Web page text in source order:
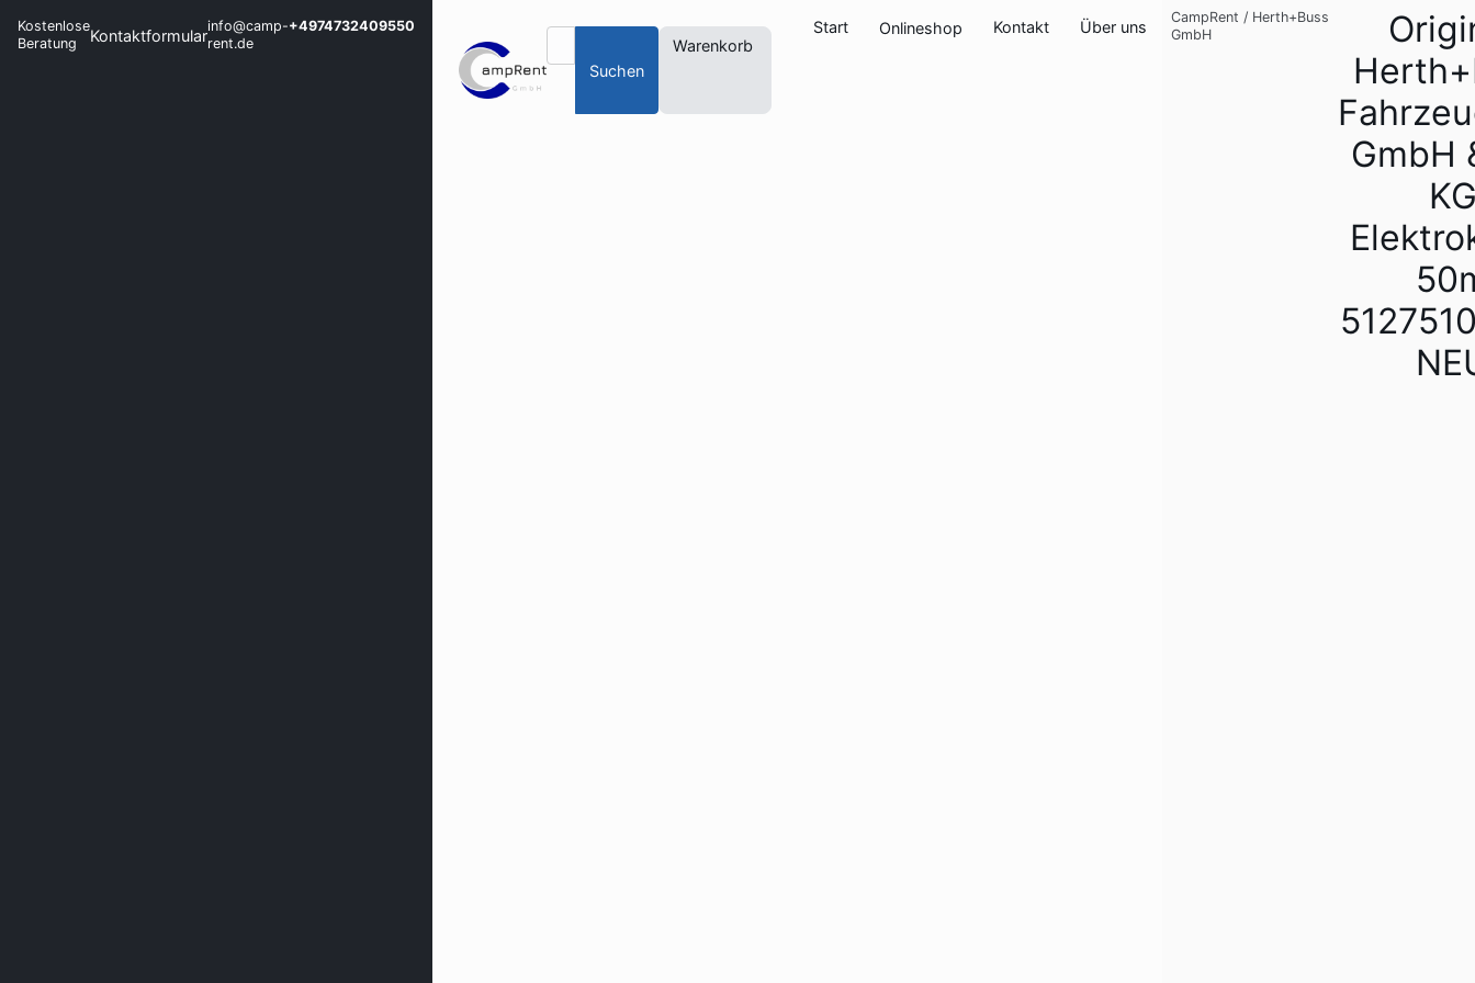
Kostenlose
Beratung
Kontaktformularinfo@camp-
rent.de
+4974732409550
Suchen
Warenkorb
Start Onlineshop Kontakt Über uns
CampRent
GmbH
/ Herth+Buss
GmbH